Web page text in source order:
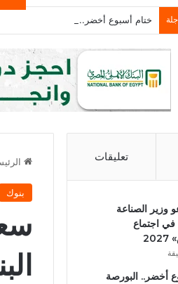
ختام أسبوع أخضر.. البورصة تربح 11 مليار جنيه ورأس المال يكسر 4.1 تريليون
بنوك
تعليقات
وزير الصناعة
في اجتماع
أخضر.. البورصة